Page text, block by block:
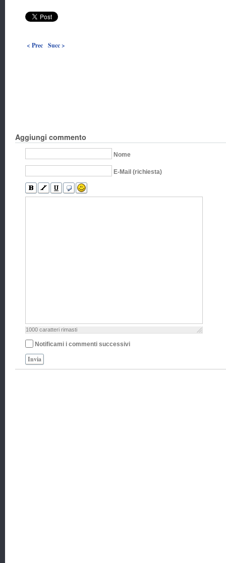
< Prec Succ >
Aggiungi commento
Nome
E-Mail (richiesta)
1000 caratteri rimasti
Notificami i commenti successivi
Invia